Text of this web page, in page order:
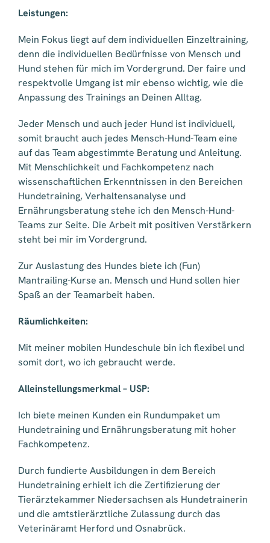
Leistungen:
Mein Fokus liegt auf dem individuellen Einzeltraining,
denn die individuellen Bedürfnisse von Mensch und
Hund stehen für mich im Vordergrund. Der faire und
respektvolle Umgang ist mir ebenso wichtig, wie die
Anpassung des Trainings an Deinen Alltag.
Jeder Mensch und auch jeder Hund ist individuell,
somit braucht auch jedes Mensch-Hund-Team eine
auf das Team abgestimmte Beratung und Anleitung.
Mit Menschlichkeit und Fachkompetenz nach
wissenschaftlichen Erkenntnissen in den Bereichen
Hundetraining, Verhaltensanalyse und
Ernährungsberatung stehe ich den Mensch-Hund-
Teams zur Seite. Die Arbeit mit positiven Verstärkern
steht bei mir im Vordergrund.
Zur Auslastung des Hundes biete ich (Fun)
Mantrailing-Kurse an. Mensch und Hund sollen hier
Spaß an der Teamarbeit haben.
Räumlichkeiten:
Mit meiner mobilen Hundeschule bin ich flexibel und
somit dort, wo ich gebraucht werde.
Alleinstellungsmerkmal – USP:
Ich biete meinen Kunden ein Rundumpaket um
Hundetraining und Ernährungsberatung mit hoher
Fachkompetenz.
Durch fundierte Ausbildungen in dem Bereich
Hundetraining erhielt ich die Zertifizierung der
Tierärztekammer Niedersachsen als Hundetrainerin
und die amtstierärztliche Zulassung durch das
Veterinäramt Herford und Osnabrück.